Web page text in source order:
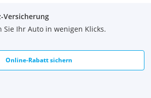
Versicherung
Sie Ihr Auto in wenigen Klicks.
Online-Rabatt sichern